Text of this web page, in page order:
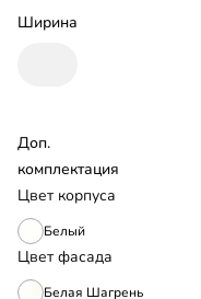
Ширина
Цвет корпуса
Белый
Цвет фасада
Белая Шагрень
Доп.
комплектация